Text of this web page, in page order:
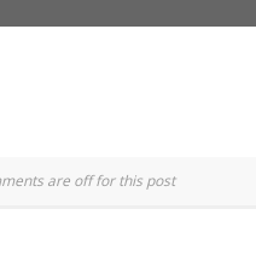
are off for this post